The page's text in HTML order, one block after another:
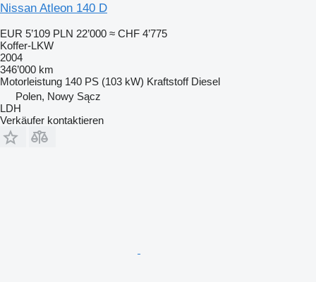
Nissan Atleon 140 D
EUR 5’109 PLN 22’000 ≈ CHF 4’775
Koffer-LKW
2004
346’000 km
Motorleistung 140 PS (103 kW) Kraftstoff Diesel
Polen, Nowy Sącz
LDH
Verkäufer kontaktieren